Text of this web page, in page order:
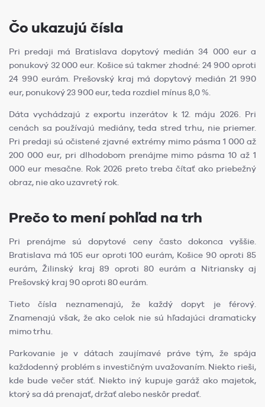
Čo ukazujú čísla
Pri predaji má Bratislava dopytový medián 34 000 eur a
ponukový 32 000 eur. Košice sú takmer zhodné: 24 900 oproti
24 990 eurám. Prešovský kraj má dopytový medián 21 990
eur, ponukový 23 900 eur, teda rozdiel mínus 8,0 %.
Dáta vychádzajú z exportu inzerátov k 12. máju 2026. Pri
cenách sa používajú mediány, teda stred trhu, nie priemer.
Pri predaji sú očistené zjavné extrémy mimo pásma 1 000 až
200 000 eur, pri dlhodobom prenájme mimo pásma 10 až 1
000 eur mesačne. Rok 2026 preto treba čítať ako priebežný
obraz, nie ako uzavretý rok.
Prečo to mení pohľad na trh
Pri prenájme sú dopytové ceny často dokonca vyššie.
Bratislava má 105 eur oproti 100 eurám, Košice 90 oproti 85
eurám, Žilinský kraj 89 oproti 80 eurám a Nitriansky aj
Prešovský kraj 90 oproti 80 eurám.
Tieto čísla neznamenajú, že každý dopyt je férový.
Znamenajú však, že ako celok nie sú hľadajúci dramaticky
mimo trhu.
Parkovanie je v dátach zaujímavé práve tým, že spája
každodenný problém s investičným uvažovaním. Niekto rieši,
kde bude večer stáť. Niekto iný kupuje garáž ako majetok,
ktorý sa dá prenajať, držať alebo neskôr predať.